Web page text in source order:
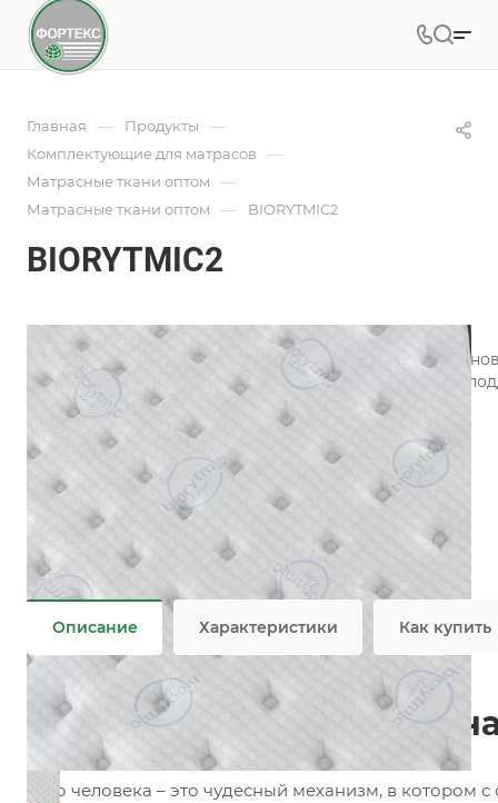
Главная — Продукты —
Комплектующие для матрасов —
Матрасные ткани оптом —
Матрасные ткани оптом — BIORYTMIC2
BIORYTMIC2
Под заказ Арт.
Инновационная матрасная ткань Biorytmic Sleep, в
специальных натуральных минералов, способствует
Подробности
Характеристики
Состав
2.1%LYCRA/71.5%PES/26.4%VIS
Добавки
Пропитка
Плотность
—
Все характеристики
Описание Характеристики Как купить
Инновационная
Тело человека – это чудесный механизм, в котором